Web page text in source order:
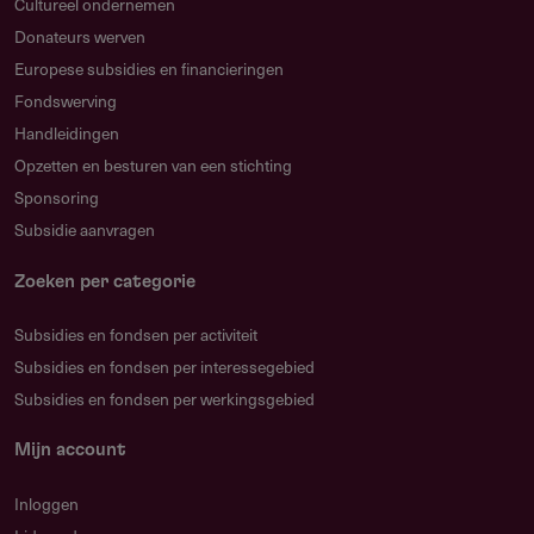
Projecten die talentontwikkeling combineren met
samenwerking en vernieuwing scoren goed.
Betrokkenheid van kwetsbare doelgroepen of een
Euregionale samenwerking versterken je aanvraag.
Wat is het doel van deze subsidie?
Het bevorderen van samenhang in de Limburgse
popsector door projecten gericht op talentontwikkeling,
samenwerking en innovatie.
Natuurlijke personen en rechtspersonen die actief zijn
in de popsector, zoals poporganisaties, muzikanten en
Cultureel ondernemen
Donateurs werven
Europese subsidies en financieringen
Fondswerving
Handleidingen
Opzetten en besturen van een stichting
Sponsoring
Subsidie aanvragen
Zoeken per categorie
Subsidies en fondsen per activiteit
Subsidies en fondsen per interessegebied
Subsidies en fondsen per werkingsgebied
Mijn account
Inloggen